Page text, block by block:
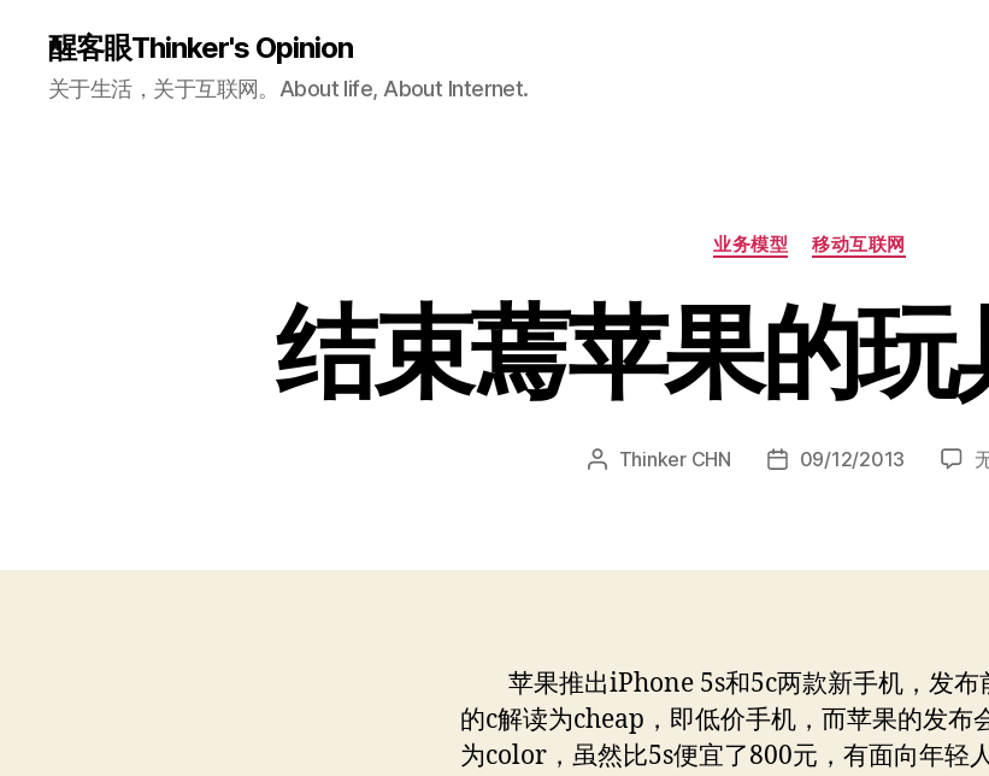
醒客眼Thinker's Opinion
关于生活，关于互联网。About life, About Internet.
分
类
业务模型 移动互联网
结束蔫苹果的玩
文 Thinker CHN
发 09/12/2013
苹果推出iPhone 5s和5c两款新手机，发布
的c解读为cheap，即低价手机，而苹果的发布
为color，虽然比5s便宜了800元，有面向年轻